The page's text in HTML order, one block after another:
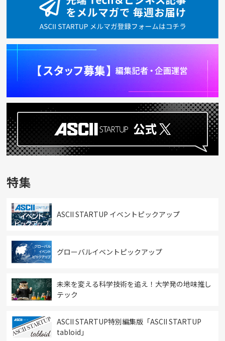
特集
ASCII STARTUP イベントピックアップ
グローバルイベントピックアップ
未来を変える科学技術を追え！大学発の地味推し
テック
ASCII STARTUP特別編集版「ASCII STARTUP
tabloid」